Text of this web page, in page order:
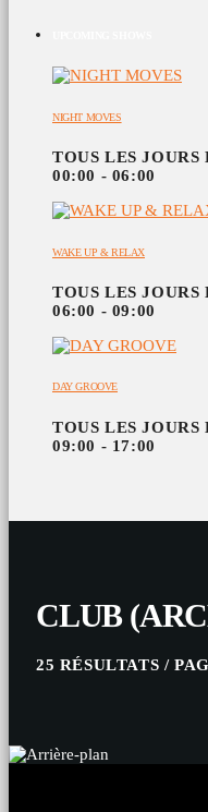
NIGHT MOVES
TOUS LES
00:00 - 06:00
WAKE UP & RELAX
TOUS LES
06:00 - 09:00
DAY GROOVE
TOUS LES
09:00 - 17:00
CLUB
25 RÉSULTATS /